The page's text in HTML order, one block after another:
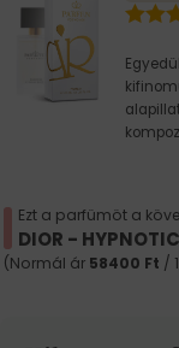
Ezt a parfümöt a
DIOR -
(Normál ár 58400 Ft /